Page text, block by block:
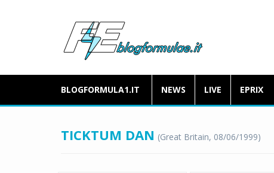
BLOGFORMULA1.IT NEWS LIVE EPRIX
TICKTUM DAN (Great Britain, 08/06/1999)